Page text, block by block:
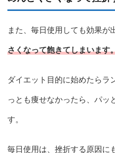
また、毎日使用しても効果が
さくなって飽きてしまいます
ダイエット目的に始めたらラ
っとも痩せなかったら、パッ
す。
毎日使用は、挫折する原因に